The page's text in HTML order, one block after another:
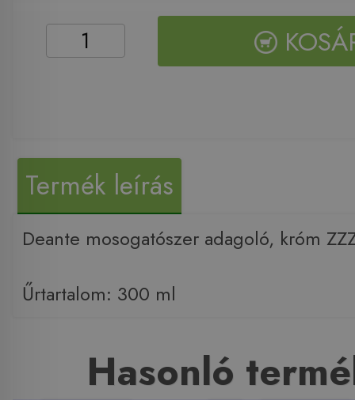
Termék leírás
Deante mosogatószer adagoló, króm
Űrtartalom: 300 ml
Hasonló